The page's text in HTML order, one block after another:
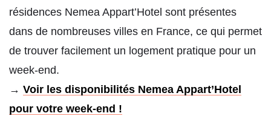
résidences Nemea Appart’Hotel sont présentes
dans de nombreuses villes en France, ce qui permet
de trouver facilement un logement pratique pour un
week-end.
→ Voir les disponibilités Nemea Appart’Hotel
pour votre week-end !